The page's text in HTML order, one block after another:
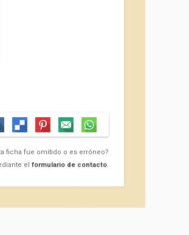
ficha fue omitido o es erróneo?
el formulario de contacto.